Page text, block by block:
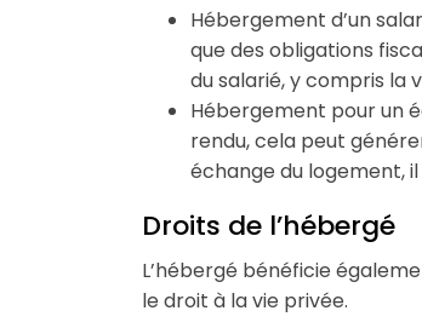
Hébergement d’un
que des obligations
du salarié, y compris la
Hébergement pour un
rendu, cela peut
échange du logement,
Droits de l’hébergé
L’hébergé bénéficie
le droit à la vie privée.